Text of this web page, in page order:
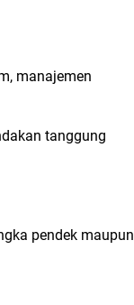
manajemen
tanggung
pendek maupun